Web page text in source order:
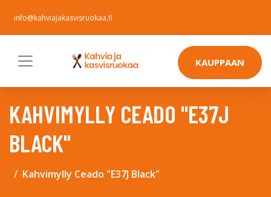
info@kahviajakasvisruokaa.fi
KAUPPAAN
KAHVIMYLLY CEADO "E37J
BLACK"
Kahvimylly Ceado "E37J Black"